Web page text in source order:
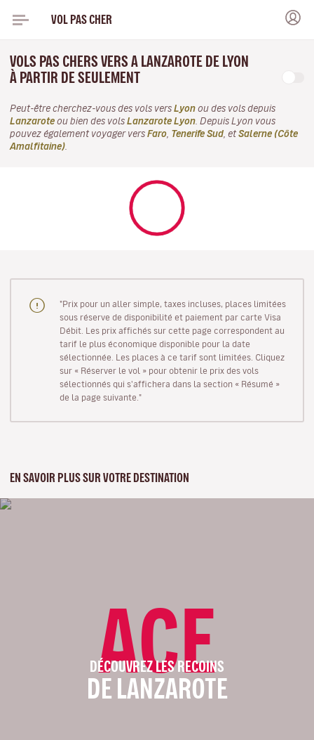
VOL PAS CHER
VOLS PAS CHERS VERS A LANZAROTE DE LYON
À PARTIR DE SEULEMENT
Peut-être cherchez-vous des vols vers Lyon ou des vols depuis
Lanzarote ou bien des vols Lanzarote Lyon . Depuis Lyon vous
pouvez également voyager vers Faro Tenerife Sud , etSalerne (Côte
Amalfitaine)
"Prix pour un aller simple, taxes incluses, places limitées
sous réserve de disponibilité et paiement par carte Visa
Débit. Les prix affichés sur cette page correspondent au
tarif le plus économique disponible pour la date
sélectionnée. Les places à ce tarif sont limitées. Cliquez
sur « Réserver le vol » pour obtenir le prix des vols
sélectionnés qui s'affichera dans la section « Résumé »
de la page suivante."
EN SAVOIR PLUS SUR VOTRE DESTINATION
ACE
DÉCOUVREZ LES RECOINS
DE LANZAROTE